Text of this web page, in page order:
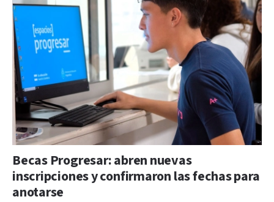
Becas Progresar: abren nuevas
inscripciones y confirmaron las fechas para
anotarse